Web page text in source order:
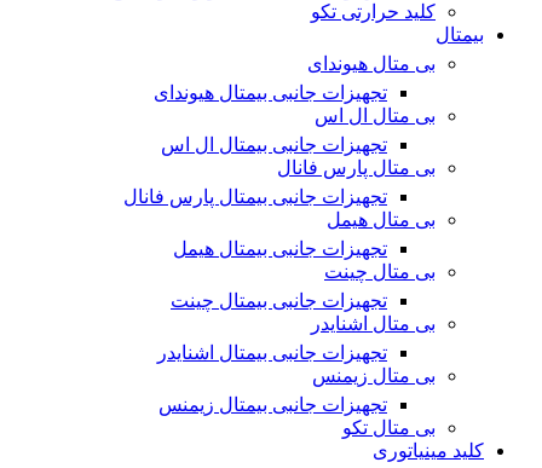
کلید حرارتی تکو
بیمتال
بی متال هیوندای
تجهیزات جانبی بیمتال هیوندای
بی متال ال اس
تجهیزات جانبی بیمتال ال اس
بی متال پارس فانال
تجهیزات جانبی بیمتال پارس فانال
بی متال هیمل
تجهیزات جانبی بیمتال هیمل
بی متال چینت
تجهیزات جانبی بیمتال چینت
بی متال اشنایدر
تجهیزات جانبی بیمتال اشنایدر
بی متال زیمنس
تجهیزات جانبی بیمتال زیمنس
بی متال تکو
کلید مینیاتوری